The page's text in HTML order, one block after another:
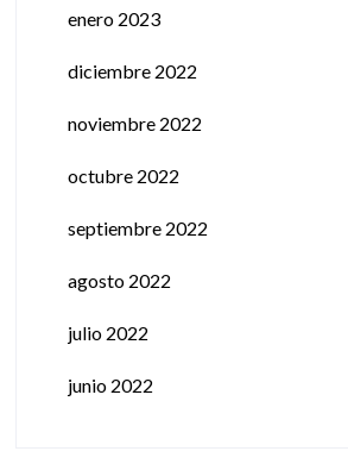
enero 2023
diciembre 2022
noviembre 2022
octubre 2022
septiembre 2022
agosto 2022
julio 2022
junio 2022